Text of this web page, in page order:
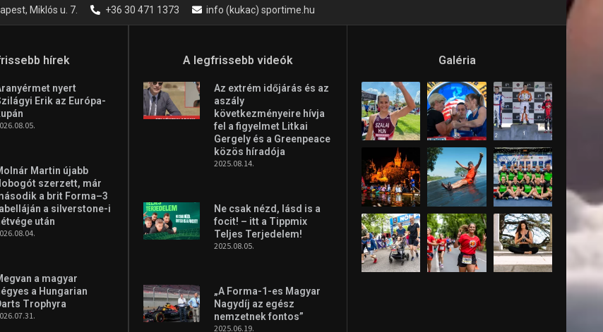
Miklós u. 7. +36 30 471 1373 info (kukac) sportime.hu
hírek
nyert
Erik az Európa-
Martin újabb
szerzett, már
a brit Forma–3
a silverstone-i
után
a magyar
a Hungarian
Trophyra
A legfrissebb videók
Az extrém időjárás és az
aszály
következményeire hívja
fel a figyelmet Litkai
Gergely és a Greenpeace
közös híradója
2025.08.14.
Ne csak nézd, lásd is a
focit! – itt a Tippmix
Teljes Terjedelem!
2025.08.05.
„A Forma-1-es Magyar
Nagydíj az egész
nemzetnek fontos”
2025.06.19.
Galéria